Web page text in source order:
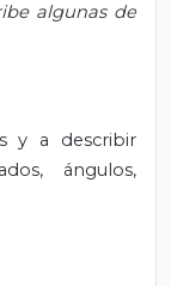
algunas de
y a describir
ángulos,